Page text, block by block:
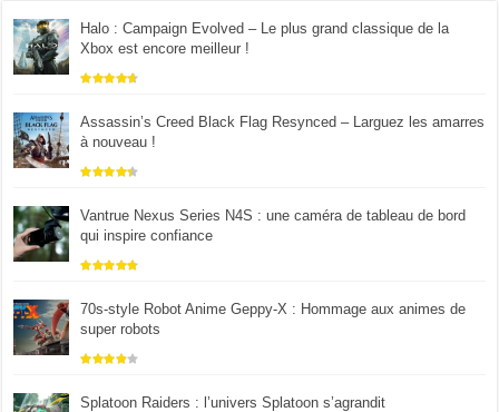
Halo : Campaign Evolved – Le plus grand classique de la
Xbox est encore meilleur !
Assassin’s Creed Black Flag Resynced – Larguez les amarres
à nouveau !
Vantrue Nexus Series N4S : une caméra de tableau de bord
qui inspire confiance
70s-style Robot Anime Geppy-X : Hommage aux animes de
super robots
Splatoon Raiders : l’univers Splatoon s’agrandit